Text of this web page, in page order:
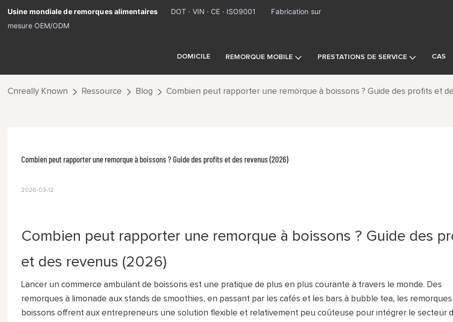
Usine mondiale de remorques alimentaires DOT · VIN · CE · ISO9001
Fabrication sur
mesure OEM/ODM
DOMICILE REMORQUE MOBILE PRESTATIONS DE SERVICE CAS
Cnreally Known Ressource Blog Combien peut rapporter une remorque à boissons ? Guide des profits et
Combien peut rapporter une remorque à boissons ? Guide des profits et des revenus (2026)
2026-03-12
Combien peut rapporter une remorque à boissons ? Guide des
et des revenus (2026)
Lancer un commerce ambulant de boissons est une pratique de plus en plus courante à travers le monde. Des
remorques à limonade aux stands de smoothies, en passant par les cafés et les bars à bubble tea, les remorques
boissons offrent aux entrepreneurs une solution flexible et relativement peu coûteuse pour intégrer le secteur